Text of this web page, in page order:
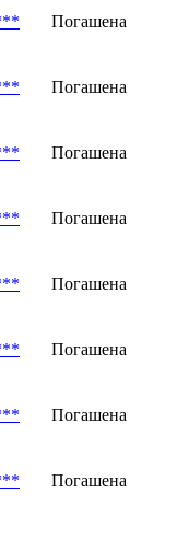
Погашена
Погашена
Погашена
Погашена
Погашена
Погашена
Погашена
Погашена